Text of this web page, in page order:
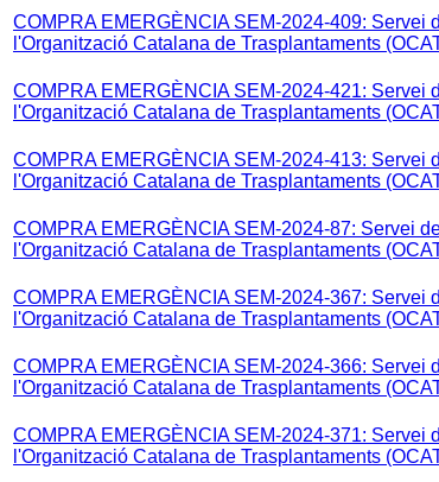
COMPRA EMERGÈNCIA SEM-2024-409: Servei
l'Organització Catalana de Trasplantaments
COMPRA EMERGÈNCIA SEM-2024-421: Servei
l'Organització Catalana de Trasplantaments
COMPRA EMERGÈNCIA SEM-2024-413: Servei
l'Organització Catalana de Trasplantaments
COMPRA EMERGÈNCIA SEM-2024-87: Servei
l'Organització Catalana de Trasplantaments
COMPRA EMERGÈNCIA SEM-2024-367: Servei
l'Organització Catalana de Trasplantaments
COMPRA EMERGÈNCIA SEM-2024-366: Servei
l'Organització Catalana de Trasplantaments
COMPRA EMERGÈNCIA SEM-2024-371: Servei
l'Organització Catalana de Trasplantaments